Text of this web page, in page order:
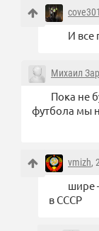
И все
Михаил
Пока не
футбола мы
vmizh,
шире
в СССР